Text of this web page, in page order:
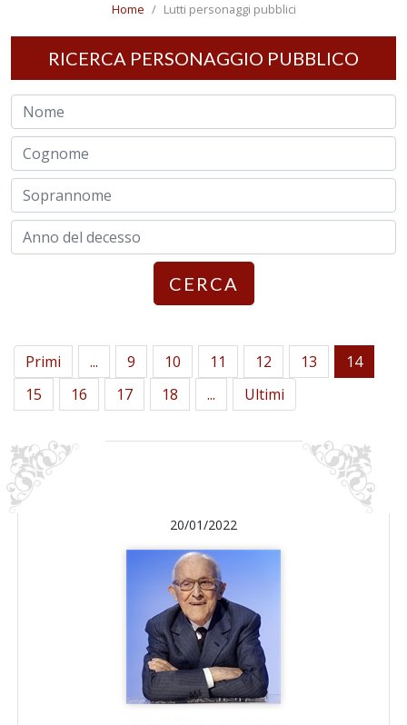
Home Lutti personaggi pubblici
RICERCA PERSONAGGIO PUBBLICO
CERCA
Primi ... 9 10 11 12 13
14
15
16 17 18 ... Ultimi
20/01/2022